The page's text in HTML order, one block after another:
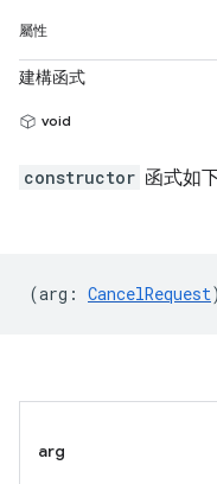
屬性
建構函式
void
constructor 函式如
(arg : CancelRequest
arg